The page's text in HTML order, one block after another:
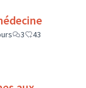
3
43